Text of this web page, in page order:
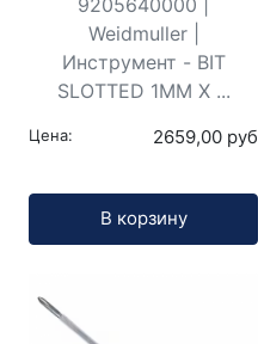
Weidmuller |
Инструмент - BIT
SLOTTED 1MM X ...
Цена: 2659,00 руб
В корзину